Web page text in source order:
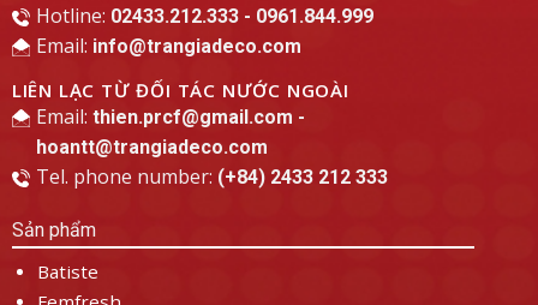
Hotline: 02433.212.333 - 0961.844.999
Email: info@trangiadeco.com
LIÊN LẠC TỪ ĐỐI TÁC NƯỚC NGOÀI
Email: thien.prcf@gmail.com -
hoantt@trangiadeco.com
Tel. phone number: (+84) 2433 212 333
Sản phẩm
Batiste